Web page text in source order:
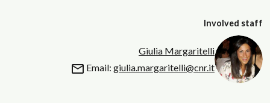
Involved staff
Giulia Margaritelli
Email: giulia.margaritelli@cnr.it